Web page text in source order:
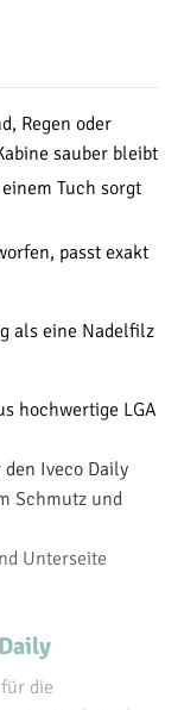
Regen oder
sauber bleibt
Tuch sorgt
passt exakt
als eine Nadelfilz
hochwertige LGA
Iveco Daily
Schmutz und
Unterseite
die